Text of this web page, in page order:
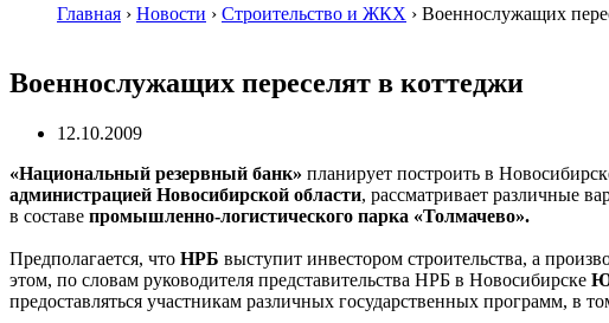
Главная › Новости › Строительство и ЖКХ › Военнослужащих
Военнослужащих переселят в коттеджи
12.10.2009
«Национальный резервный банк» планирует построить в
администрацией Новосибирской области, рассматривает различные
в составе промышленно-логистического парка «Толмачево».
Предполагается, что НРБ выступит инвестором строительства, а
этом, по словам руководителя представительства НРБ в Новосибирске
предоставляться участникам различных государственных программ, в